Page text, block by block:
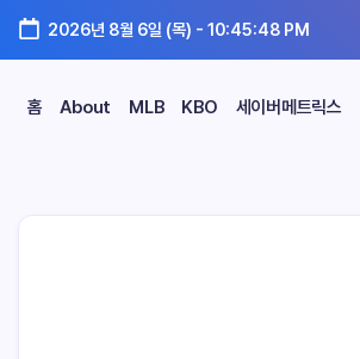
2026년 8월 6일 (목) - 10:45:49 PM
홈 About MLB KBO 세이버메트릭스